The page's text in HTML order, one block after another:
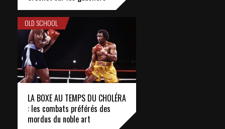
OLD SCHOOL
LA BOXE AU TEMPS DU CHOLÉRA
: les combats préférés des
mordus du noble art